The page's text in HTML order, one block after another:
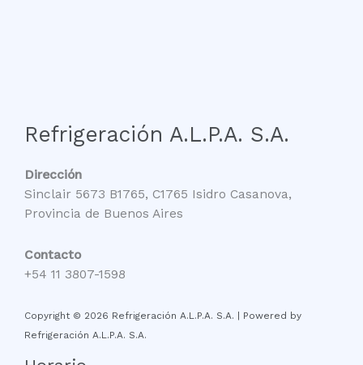
Refrigeración A.L.P.A. S.A.
Dirección
Sinclair 5673 B1765, C1765 Isidro Casanova,
Provincia de Buenos Aires
Contacto
+54 11 3807-1598
Copyright © 2026 Refrigeración A.L.P.A. S.A. | Powered by
Refrigeración A.L.P.A. S.A.